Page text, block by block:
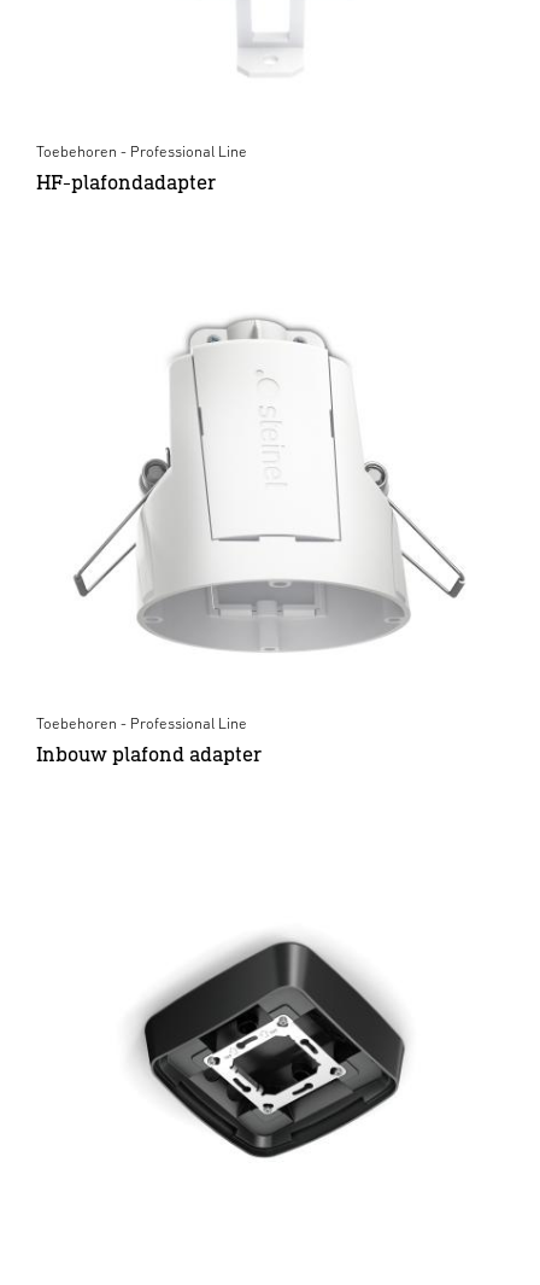
Toebehoren - Professional Line
HF-plafondadapter
Toebehoren - Professional Line
Inbouw plafond adapter